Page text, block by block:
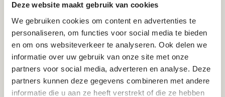
Deze website maakt gebruik van cookies
We gebruiken cookies om content en advertenties te
personaliseren, om functies voor social media te bieden
en om ons websiteverkeer te analyseren. Ook delen we
informatie over uw gebruik van onze site met onze
partners voor social media, adverteren en analyse. Deze
partners kunnen deze gegevens combineren met andere
informatie die u aan ze heeft verstrekt of die ze hebben
beeld ©Gerrit Vermeulen